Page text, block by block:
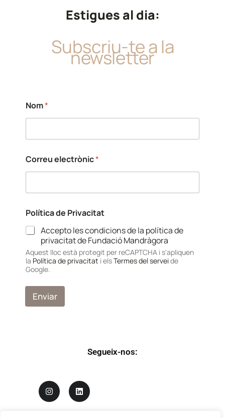
Estigues al dia:
Subscriu-te a la
newsletter
Nom*
Correu electrònic*
r
i
v
c
i
t
t
o
Política de Privacitat
Accepto les condicions de la política de
privacitat de Fundació Mandràgora
Aquest lloc està protegit per reCAPTCHA i s'apliquen
la Política de privacitat i elsTermes del serveide
Google.
Enviar
Segueix-nos: